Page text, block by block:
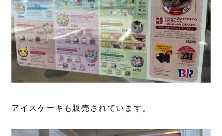
アイスケーキも販売されています。